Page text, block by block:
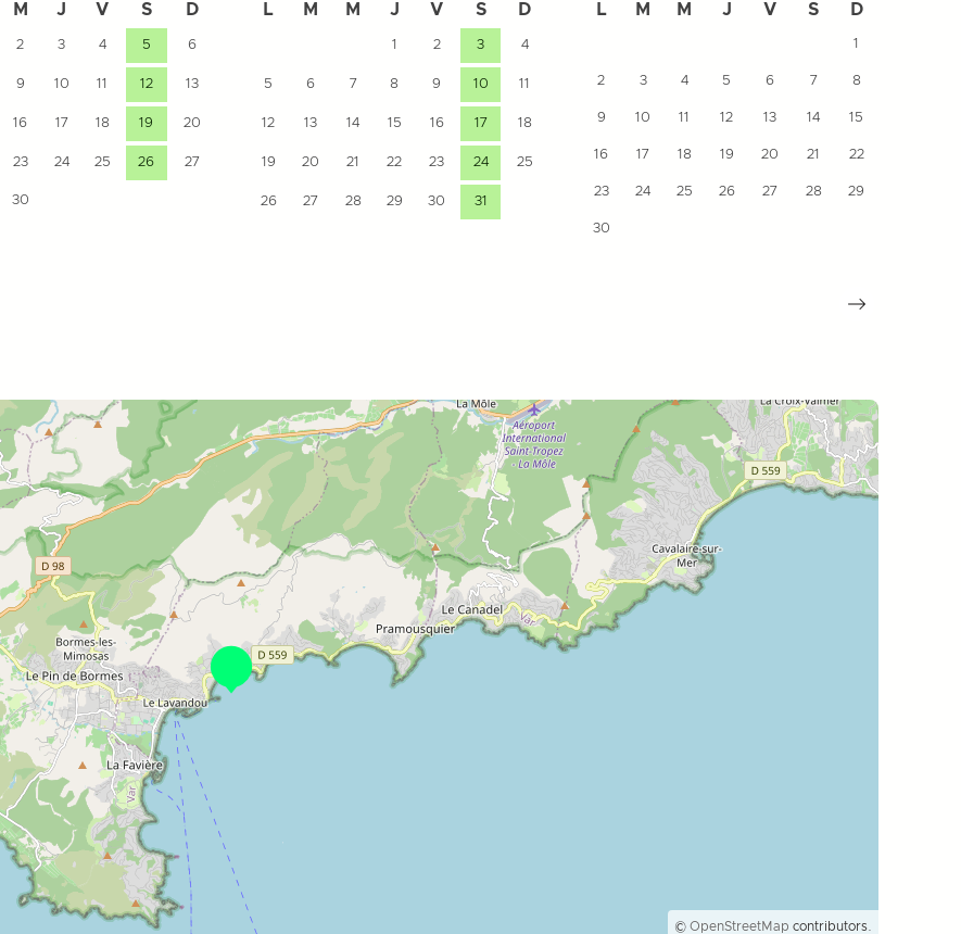
M J V S D
2 3 4 5 6
9 10 11 12 13
16 17 18 19 20
23 24 25 26 27
30
L M M J V S D
1 2 3 4
5 6 7 8 9 10 11
12 13 14 15 16 17 18
19 20 21 22 23 24 25
26 27 28 29 30 31
L M M J V S D
1
2 3 4 5 6 7 8
9 10 11 12 13 14 15
16 17 18 19 20 21 22
23 24 25 26 27 28 29
30
© OpenStreetMap contributors.